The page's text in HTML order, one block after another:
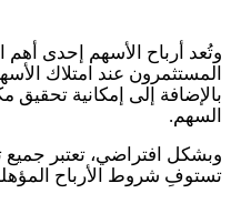
وتُعد أرباح الأسهم إحدى أهم
المستثمرون عند امتلاك
بالإضافة إلى إمكانية
السهم.
وبشكل افتراضي، تعتبر جميع
تستوفِ شروط الأرباح